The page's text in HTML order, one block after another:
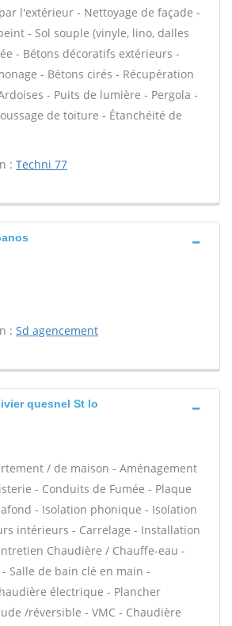
l'extérieur - Nettoyage de façade -
- Sol souple (vinyle, lino, dalles
- Bétons décoratifs extérieurs -
- Bétons cirés - Récupération
- Puits de lumière - Pergola -
de toiture - Étanchéité de
: Techni 77
: Sd agencement
quesnel St lo
/ de maison - Aménagement
- Conduits de Fumée - Plaque
- Isolation phonique - Isolation
intérieurs - Carrelage - Installation
Chaudière / Chauffe-eau -
Salle de bain clé en main -
électrique - Plancher
/réversible - VMC - Chaudière